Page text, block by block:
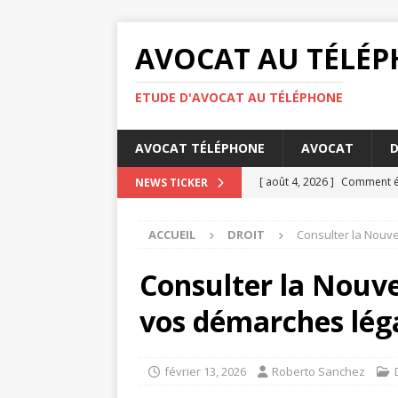
AVOCAT AU
ETUDE D'AVOCAT AU TÉLÉPHONE
AVOCAT TÉLÉPHONE AVOCAT
NEWS TICKER [ août 4, 2026 ] Comment
[ août 3, 2026 ] Barème
[ juillet 31, 2026 ]
Les
La
[ août 6, 2026 ] Les bases
ACCUEIL DROIT Consulter la
Consulter la
vos démarches
février 13, 2026 Roberto Sanchez